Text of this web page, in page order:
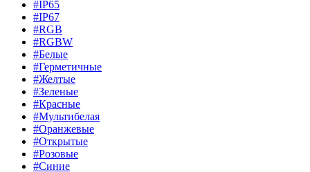
#IP65
#IP67
#RGB
#RGBW
#Белые
#Герметичные
#Желтые
#Зеленые
#Красные
#Мультибелая
#Оранжевые
#Открытые
#Розовые
#Синие